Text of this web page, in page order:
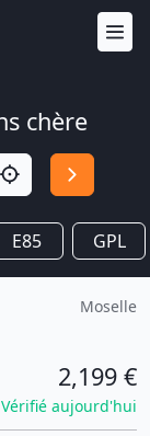
chère
E85 GPL
Moselle
2,199 €
Vérifié aujourd'hui